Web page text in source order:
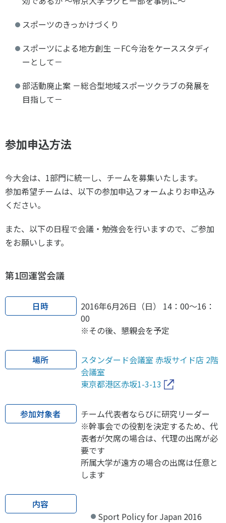
スポーツのきっかけづくり
スポーツによる地方創生 －FC今治をケーススタディ
ーとして－
部活動廃止案 －総合型地域スポーツクラブの発展を
目指して－
参加申込方法
今大会は、1部門に統一し、チームを募集いたします。
参加希望チームは、以下の参加申込フォームよりお申込み
ください。
また、以下の日程で会議・勉強会を行いますので、ご参加
をお願いします。
第1回運営会議
日時
2016年6月26日（日） 14：00～16：
00
※その後、懇親会を予定
場所
スタンダード会議室 赤坂サイド店 2階
会議室
東京都港区赤坂1-3-13
参加対象者
チーム代表者ならびに研究リーダー
※幹事会での役割を決定するため、代
表者が欠席の場合は、代理の出席が必
要です
所属大学が遠方の場合の出席は任意と
します
内容
Sport Policy for Japan 2016